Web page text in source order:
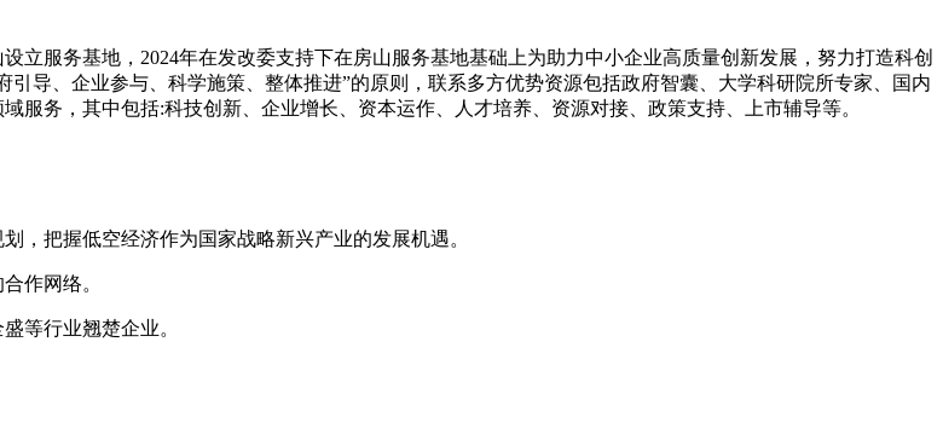
服务基地，2024年在发改委支持下在房山服务基地基础上为助力中小企业高质量创新发展，努力打造科创
导、企业参与、科学施策、整体推进”的原则，联系多方优势资源包括政府智囊、大学科研院所专家、国内
务，其中包括:科技创新、企业增长、资本运作、人才培养、资源对接、政策支持、上市辅导等。
，把握低空经济作为国家战略新兴产业的发展机遇。
作网络。
等行业翘楚企业。